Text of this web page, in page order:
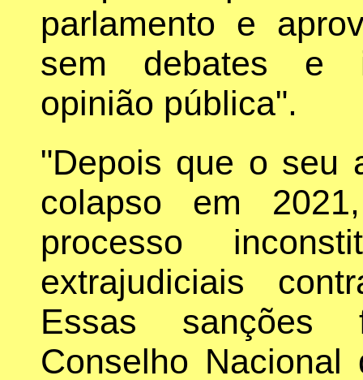
parlamento e
sem debates e
opinião pública".
"Depois que o seu
colapso em
processo
extrajudiciais
Essas sanções
Conselho